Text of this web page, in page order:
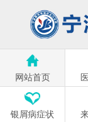
网站首页
银屑病症状